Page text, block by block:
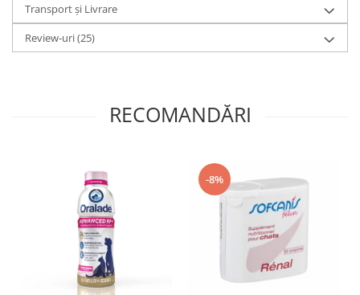
Transport și Livrare
Review-uri(25)
RECOMANDĂRI
-8%